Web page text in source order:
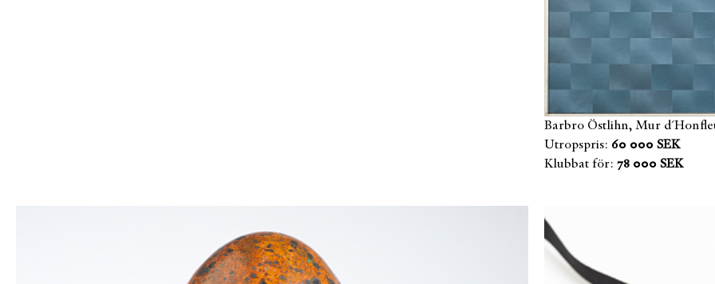
Barbro Östlihn, Mur
Utropspris: 60 000 SEK
Klubbat för: 78 000 SEK